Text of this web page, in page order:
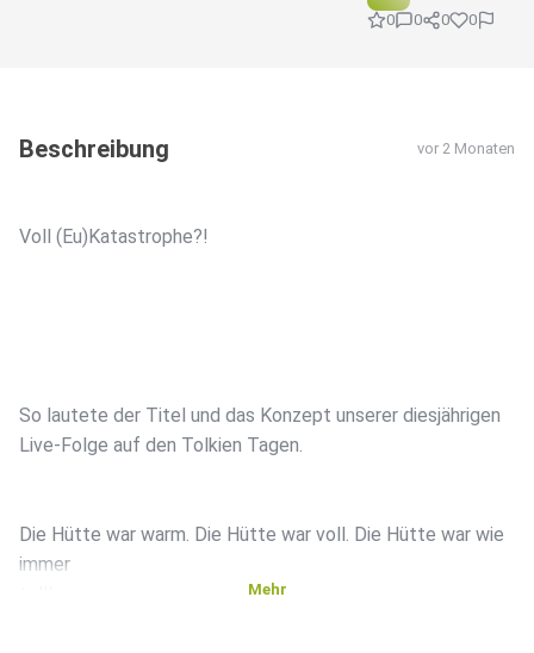
0
0 0 0
Beschreibung vor 2 Monaten
Voll (Eu)Katastrophe?!
So lautete der Titel und das Konzept unserer diesjährigen
Live-Folge auf den Tolkien Tagen.
Die Hütte war warm. Die Hütte war voll. Die Hütte war wie
immer
Mehr